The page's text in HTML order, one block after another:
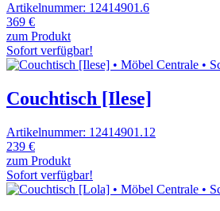
Artikelnummer: 12414901.6
369 €
zum Produkt
Sofort verfügbar!
Couchtisch [Ilese]
Artikelnummer: 12414901.12
239 €
zum Produkt
Sofort verfügbar!